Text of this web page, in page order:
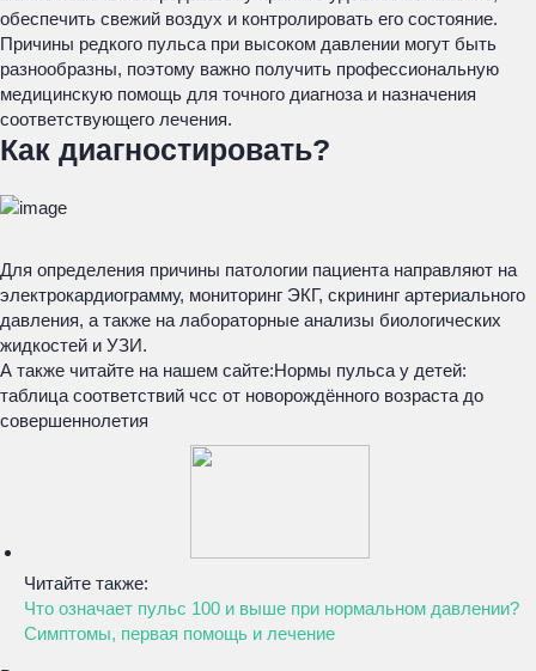
обеспечить свежий воздух и контролировать его состояние.
Причины редкого пульса при высоком давлении могут быть
разнообразны, поэтому важно получить профессиональную
медицинскую помощь для точного диагноза и назначения
соответствующего лечения.
Как диагностировать?
Для определения причины патологии пациента направляют на
электрокардиограмму, мониторинг ЭКГ, скрининг артериального
давления, а также на лабораторные анализы биологических
жидкостей и УЗИ.
А также читайте на нашем сайте:Нормы пульса у детей:
таблица соответствий чсс от новорождённого возраста до
совершеннолетия
Читайте также:
Что означает пульс 100 и выше при нормальном давлении?
Симптомы, первая помощь и лечение